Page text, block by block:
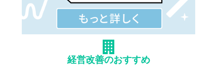
経営改善のおすすめ